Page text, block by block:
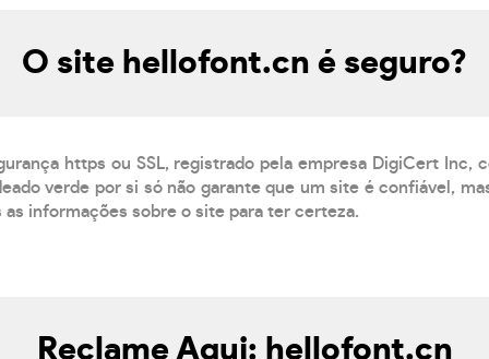
O site hellofont.cn é seguro?
https ou SSL, registrado pela empresa DigiCert Inc,
verde por si só não garante que um site é confiável,
as informações sobre o site para ter certeza.
Reclame Aqui: hellofont.cn